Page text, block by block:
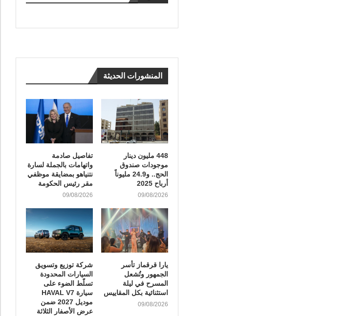
المنشورات الحديثة
448 مليون دينار
موجودات صندوق
الحج.. و24.9 مليوناً
أرباح 2025
09/08/2026
تفاصيل صادمة
واتهامات بالجملة لسارة
نتنياهو بمضايقة موظفي
مقر رئيس الحكومة
09/08/2026
يارا قرقماز تأسر
الجمهور وتُشعل
المسرح في ليلة
استثنائية بكل المقاييس
09/08/2026
شركة توزيع وتسويق
السيارات المحدودة
تسلّط الضوء على
سيارة HAVAL V7
موديل 2027 ضمن
عرض الأصفار الثلاثة